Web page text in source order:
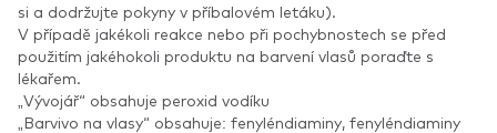
si a dodržujte pokyny v příbalovém letáku).
V případě jakékoli reakce nebo při pochybnostech se před
použitím jakéhokoli produktu na barvení vlasů poraďte s
lékařem.
„Vývojář“ obsahuje peroxid vodíku
„Barvivo na vlasy“ obsahuje: fenyléndiaminy, fenyléndiaminy